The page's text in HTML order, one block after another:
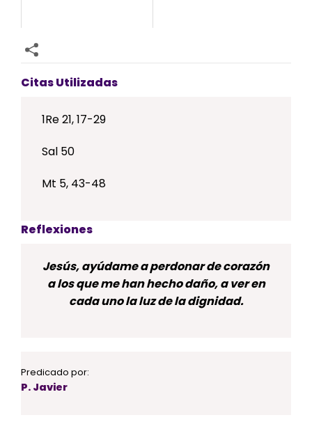
Citas Utilizadas
1Re 21, 17-29
Sal 50
Mt 5, 43-48
Reflexiones
Jesús, ayúdame a perdonar de corazón
a los que me han hecho daño, a ver en
cada uno la luz de la dignidad.
Predicado por:
P. Javier